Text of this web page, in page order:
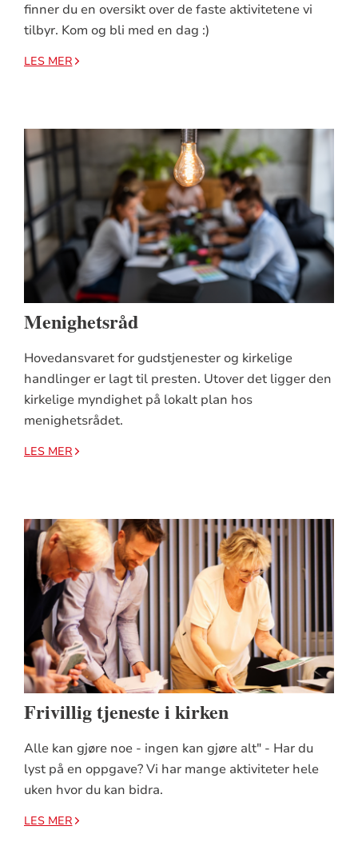
finner du en oversikt over de faste aktivitetene vi
tilbyr. Kom og bli med en dag :)
LES MER
Menighetsråd
Hovedansvaret for gudstjenester og kirkelige
handlinger er lagt til presten. Utover det ligger den
kirkelige myndighet på lokalt plan hos
menighetsrådet.
LES MER
Frivillig tjeneste i kirken
Alle kan gjøre noe - ingen kan gjøre alt" - Har du
lyst på en oppgave? Vi har mange aktiviteter hele
uken hvor du kan bidra.
LES MER